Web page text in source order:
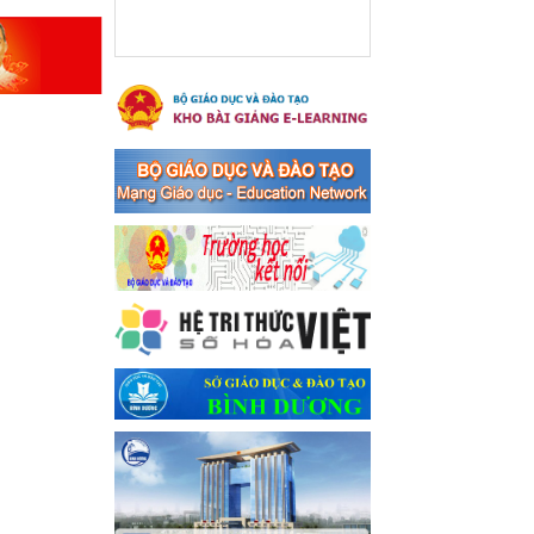
Hưởng ứng cuộc thi trực
tuyến "Tìm hiểu Nghị quyết
Trung ương 8 Khoá XIII"
Hưởng ứng cuộc thi trực tuyến
"Tìm hiểu Nghị quyết Trung
ương 8 Khoá XIII"
Ngày ban hành: 04/03/2024
Kế hoạch Triển khai công
tác tuyên truyền, đảm bảo
trật tự, an toàn giao thông
năm 2024 tại các cơ sở giáo
dục trên địa bàn thị xã Bến
Cát
Kế hoạch Triển khai công tác
tuyên truyền, đảm bảo trật tự,
an toàn giao thông năm 2024
tại các cơ sở giáo dục trên địa
bàn thị xã Bến Cát